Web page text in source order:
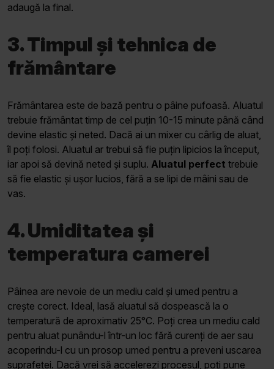
adaugă la final.
3. Timpul și tehnica de
frământare
Frământarea este de bază pentru o pâine pufoasă. Aluatul
trebuie frământat timp de cel puțin 10-15 minute până când
devine elastic și neted. Dacă ai un mixer cu cârlig de aluat,
îl poți folosi. Aluatul ar trebui să fie puțin lipicios la început,
iar apoi să devină neted și suplu. Aluatul perfect trebuie
să fie elastic și ușor lucios, fără a se lipi de mâini sau de
vas.
4. Umiditatea și
temperatura camerei
Pâinea are nevoie de un mediu cald și umed pentru a
crește corect. Ideal, lasă aluatul să dospească la o
temperatură de aproximativ 25°C. Poți crea un mediu cald
pentru aluat punându-l într-un loc fără curenți de aer sau
acoperindu-l cu un prosop umed pentru a preveni uscarea
suprafeței. Dacă vrei să accelerezi procesul, poți pune